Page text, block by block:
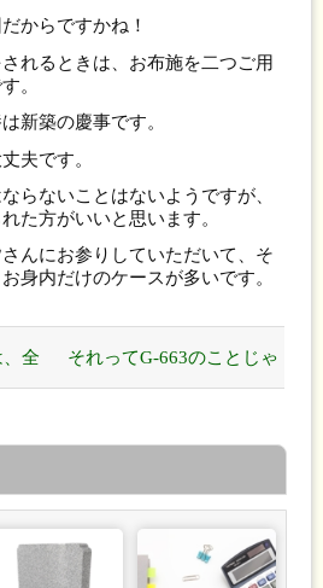
からですかね！
れるときは、お布施を二つご用
。
新築の慶事です。
夫です。
らないことはないようですが、
た方がいいと思います。
んにお参りしていただいて、そ
身内だけのケースが多いです。
全 それってG-663のことじゃ